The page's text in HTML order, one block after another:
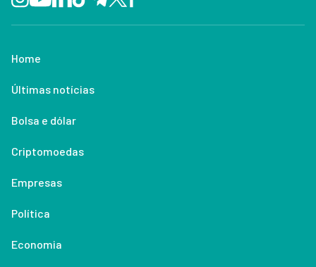
Home
Últimas notícias
Bolsa e dólar
Criptomoedas
Empresas
Política
Economia